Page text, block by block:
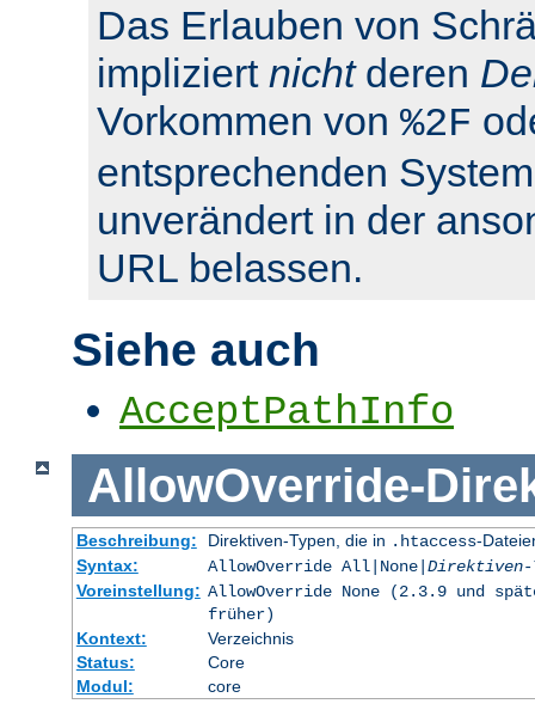
Das Erlauben von
impliziert nichtderen
Vorkommen von %2F
entsprechenden
unverändert in der
URL belassen.
Siehe auch
AcceptPathInfo
AllowOverride-
Beschreibung: Direktiven-Typen, die in .htaccess-
Syntax:
AllowOverride All|None| Direktiven-
Voreinstellung: AllowOverride None (2.3.9 und
früher)
Kontext:
Verzeichnis
Status:
Core
Modul:
core